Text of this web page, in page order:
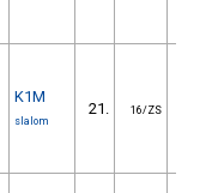
K1M
slalom
21. 16/ZS